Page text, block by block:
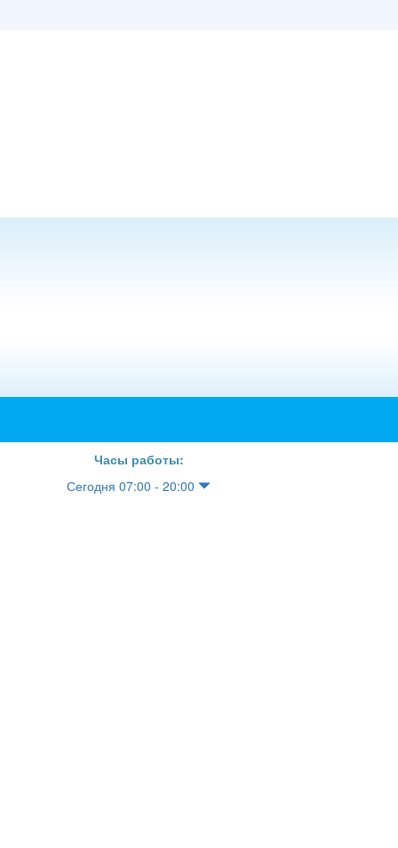
Часы работы:
Сегодня 07:00 - 20:00